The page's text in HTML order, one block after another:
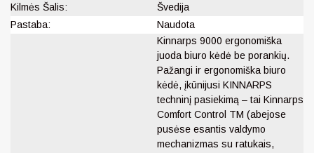
Kilmės Šalis:
Švedija
Pastaba:
Naudota
Kinnarps 9000 ergonomiška
juoda biuro kėdė be porankių.
Pažangi ir ergonomiška biuro
kėdė, įkūnijusi KINNARPS
techninį pasiekimą – tai Kinnarps
Comfort Control TM (abejose
pusėse esantis valdymo
mechanizmas su ratukais,